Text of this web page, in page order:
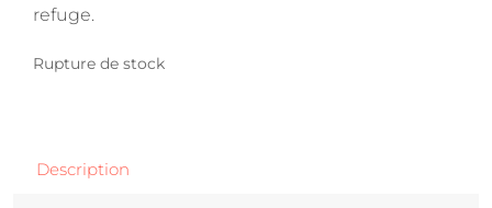
refuge.
Rupture de stock
Description